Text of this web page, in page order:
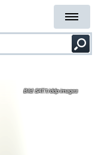
SAT.1/ddp images